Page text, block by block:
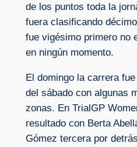
de los puntos toda la
fuera clasificando
fue vigésimo primero no
en ningún momento.
El domingo la carrera
del sábado con algunas
zonas. En TrialGP
resultado con Berta
Gómez tercera por